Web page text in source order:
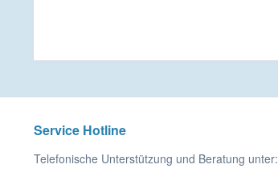
Service Hotline
Telefonische Unterstützung und Beratung unter: